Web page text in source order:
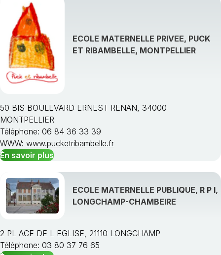
ECOLE MATERNELLE PRIVEE, PUCK
ET RIBAMBELLE, MONTPELLIER
50 BIS BOULEVARD ERNEST RENAN, 34000
MONTPELLIER
Téléphone: 06 84 36 33 39
WWW: www.pucketribambelle.fr
En savoir plus
ECOLE MATERNELLE PUBLIQUE, R P I,
LONGCHAMP-CHAMBEIRE
2 PL ACE DE L EGLISE, 21110 LONGCHAMP
Téléphone: 03 80 37 76 65